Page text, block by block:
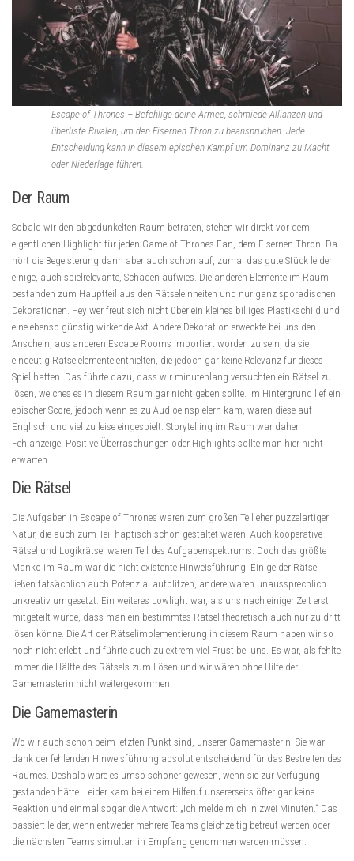
Escape of Thrones – Befehlige deine Armee, schmiede Allianzen und
überliste Rivalen, um den Eisernen Thron zu beanspruchen. Jede
Entscheidung kann in diesem epischen Kampf um Dominanz zu Macht
oder Niederlage führen.
Der Raum
Sobald wir den abgedunkelten Raum betraten, stehen wir direkt vor dem
eigentlichen Highlight für jeden Game of Thrones Fan, dem Eisernen Thron. Da
hört die Begeisterung dann aber auch schon auf, zumal das gute Stück leider
einige, auch spielrelevante, Schäden aufwies. Die anderen Elemente im Raum
bestanden zum Hauptteil aus den Rätseleinheiten und nur ganz sporadischen
Dekorationen. Hey wer freut sich nicht über ein kleines billiges Plastikschild und
eine ebenso günstig wirkende Axt. Andere Dekoration erweckte bei uns den
Anschein, aus anderen Escape Rooms importiert worden zu sein, da sie
eindeutig Rätselelemente enthielten, die jedoch gar keine Relevanz für dieses
Spiel hatten. Das führte dazu, dass wir minutenlang versuchten ein Rätsel zu
lösen, welches es in diesem Raum gar nicht geben sollte. Im Hintergrund lief ein
epischer Score, jedoch wenn es zu Audioeinspielern kam, waren diese auf
Englisch und viel zu leise eingespielt. Storytelling im Raum war daher
Fehlanzeige. Positive Überraschungen oder Highlights sollte man hier nicht
erwarten.
Die Rätsel
Die Aufgaben in Escape of Thrones waren zum großen Teil eher puzzelartiger
Natur, die auch zum Teil haptisch schön gestaltet waren. Auch kooperative
Rätsel und Logikrätsel waren Teil des Aufgabenspektrums. Doch das größte
Manko im Raum war die nicht existente Hinweisführung. Einige der Rätsel
ließen tatsächlich auch Potenzial aufblitzen, andere waren unaussprechlich
unkreativ umgesetzt. Ein weiteres Lowlight war, als uns nach einiger Zeit erst
mitgeteilt wurde, dass man ein bestimmtes Rätsel theoretisch auch nur zu dritt
lösen könne. Die Art der Rätselimplementierung in diesem Raum haben wir so
noch nicht erlebt und führte auch zu extrem viel Frust bei uns. Es war, als fehlte
immer die Hälfte des Rätsels zum Lösen und wir wären ohne Hilfe der
Gamemasterin nicht weitergekommen.
Die Gamemasterin
Wo wir auch schon beim letzten Punkt sind, unserer Gamemasterin. Sie war
dank der fehlenden Hinweisführung absolut entscheidend für das Bestreiten des
Raumes. Deshalb wäre es umso schöner gewesen, wenn sie zur Verfügung
gestanden hätte. Leider kam bei einem Hilferuf unsererseits öfter gar keine
Reaktion und einmal sogar die Antwort: „Ich melde mich in zwei Minuten.“ Das
passiert leider, wenn entweder mehrere Teams gleichzeitig betreut werden oder
die nächsten Teams simultan in Empfang genommen werden müssen.